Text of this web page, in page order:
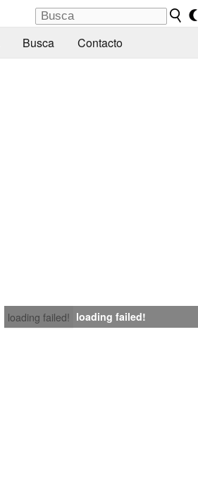
Busca Contacto
loading failed! loading failed!